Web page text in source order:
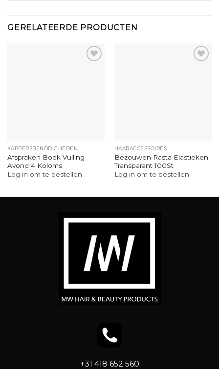
GERELATEERDE PRODUCTEN
KAPPERSBENODIGHEDEN
Afspraken Boek Vulling
Avond 4 Koloms
Log in om te bestellen
HAARACCESSOIRES
Bezouwen Rasta Elastieken
Transparant 100St
Log in om te bestellen
+31 418 652 560